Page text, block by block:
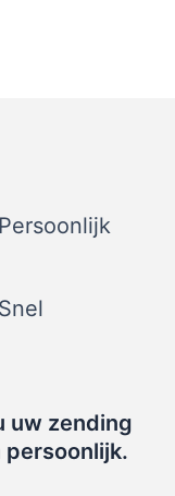
Persoonlijk
Snel
uw zending